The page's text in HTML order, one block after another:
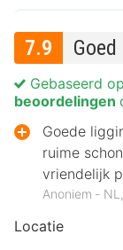
7.9 Goed
Locatie
Gebaseerd op
beoordelingen
Goede
ruime
vriendelijk
Anoniem ‐